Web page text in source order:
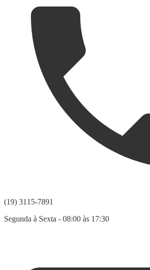
(19) 3115-7891
Segunda à Sexta - 08:00 às 17:30